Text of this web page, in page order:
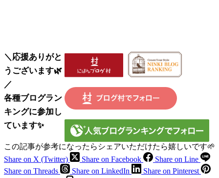
＼応援ありがと
うございます🌿
／
各種ブログラン
キングに参加し
ています✨
この記事が参考になったらシェアいただけたら嬉しいです🌱
Share on X (Twitter)
Share on Facebook
Share on Line
Share on Threads
Share on LinkedIn
Share on Pinterest